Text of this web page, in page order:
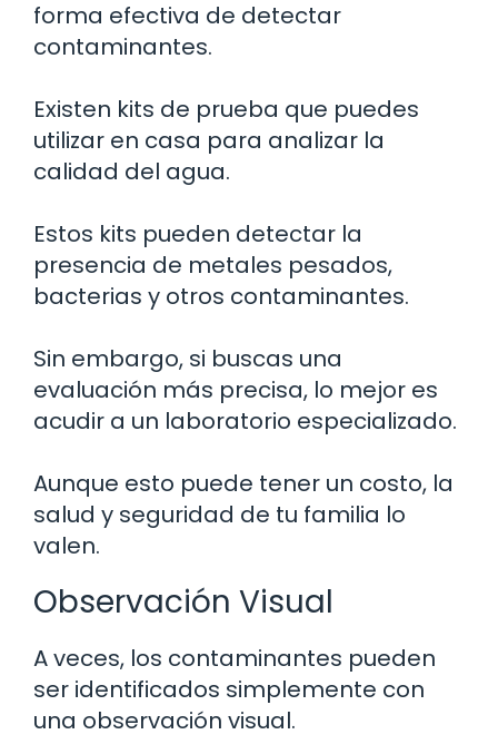
forma efectiva de detectar
contaminantes.
Existen kits de prueba que puedes
utilizar en casa para analizar la
calidad del agua.
Estos kits pueden detectar la
presencia de metales pesados,
bacterias y otros contaminantes.
Sin embargo, si buscas una
evaluación más precisa, lo mejor es
acudir a un laboratorio especializado.
Aunque esto puede tener un costo, la
salud y seguridad de tu familia lo
valen.
Observación Visual
A veces, los contaminantes pueden
ser identificados simplemente con
una observación visual.